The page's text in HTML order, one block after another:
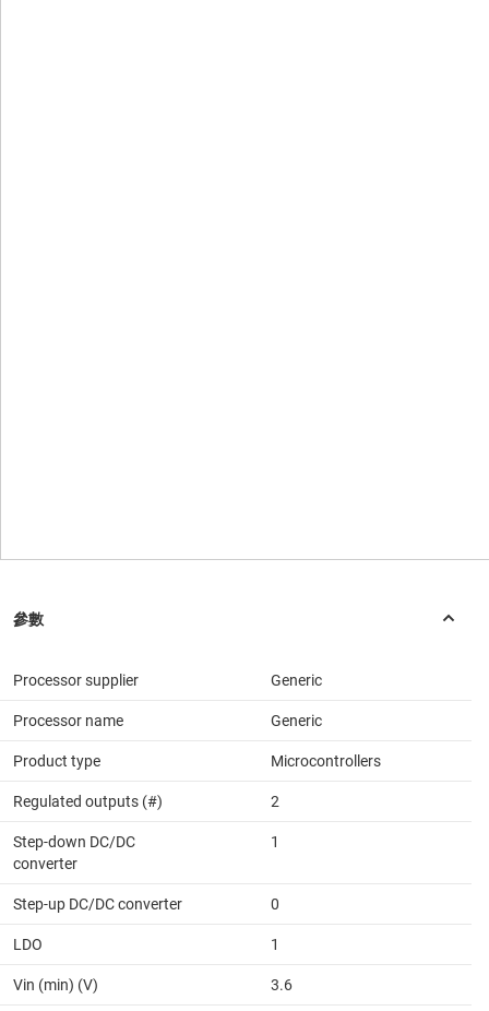
Processor supplier Generic
Processor name Generic
Product type Microcontrollers
Regulated outputs (#) 2
Step-down DC/DC
converter
1
Step-up DC/DC converter 0
LDO 1
Vin (min) (V) 3.6